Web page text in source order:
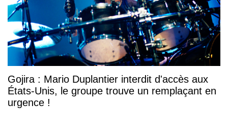
Gojira : Mario Duplantier interdit d'accès aux
États-Unis, le groupe trouve un remplaçant en
urgence !